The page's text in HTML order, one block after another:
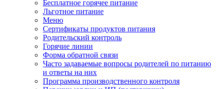
Бесплатное горячее питание
Льготное питание
Меню
Сертификаты продуктов питания
Родительский контроль
Горячие линии
Форма обратной связи
Часто задаваемые вопросы родителей по питанию
и ответы на них
Программа производственного контроля